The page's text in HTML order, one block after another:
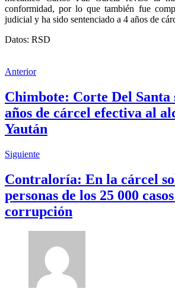
conformidad, por lo que también fue
judicial y ha sido sentenciado a 4 años de
Datos: RSD
Anterior
Chimbote: Corte Del Santa
años de cárcel efectiva al
Yaután
Siguiente
Contraloría: En la cárcel
personas de los 25 000
corrupción